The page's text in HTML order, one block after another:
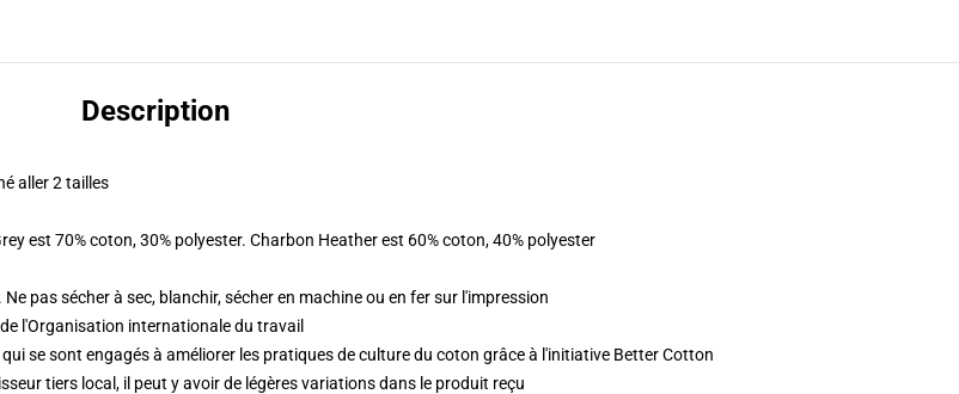
Description
aller 2 tailles
est 70% coton, 30% polyester. Charbon Heather est 60% coton, 40% polyester
pas sécher à sec, blanchir, sécher en machine ou en fer sur l'impression
l'Organisation internationale du travail
se sont engagés à améliorer les pratiques de culture du coton grâce à l'initiative Better Cotton
tiers local, il peut y avoir de légères variations dans le produit reçu